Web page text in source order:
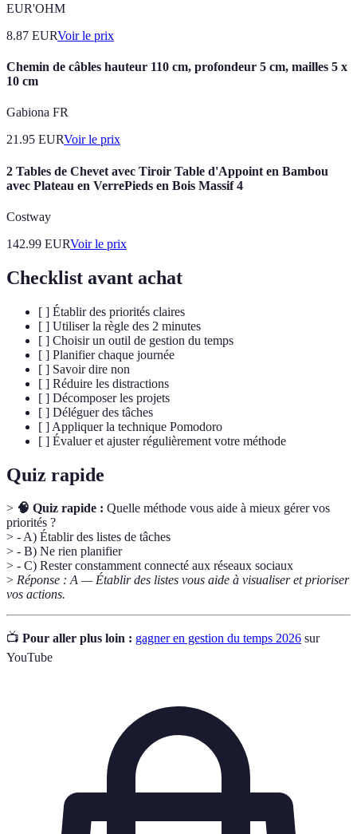
EUR'OHM
8.87 EURVoir le prix
Chemin de câbles hauteur 110 cm, profondeur 5 cm, mailles 5 x
10 cm
Gabiona FR
21.95 EURVoir le prix
2 Tables de Chevet avec Tiroir Table d'Appoint en Bambou
avec Plateau en VerrePieds en Bois Massif 4
Costway
142.99 EURVoir le prix
Checklist avant achat
[ ] Établir des priorités claires
[ ] Utiliser la règle des 2 minutes
[ ] Choisir un outil de gestion du temps
[ ] Planifier chaque journée
[ ] Savoir dire non
[ ] Réduire les distractions
[ ] Décomposer les projets
[ ] Déléguer des tâches
[ ] Appliquer la technique Pomodoro
[ ] Évaluer et ajuster régulièrement votre méthode
Quiz rapide
> 🧠 Quiz rapide : Quelle méthode vous aide à mieux gérer vos
priorités ?
> - A) Établir des listes de tâches
> - B) Ne rien planifier
> - C) Rester constamment connecté aux réseaux sociaux
> Réponse : A — Établir des listes vous aide à visualiser et prioriser
vos actions.
📺 Pour aller plus loin : gagner en gestion du temps 2026 sur
YouTube